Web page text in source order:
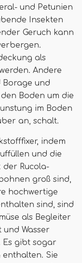
und Petunien
Insekten
Geruch kann
als
Andere
Borage und
Boden um die
im Boden
an, schalt.
indem
und die
der Rucola-
groß sind,
hochwertige
sind, sind
als Begleiter
Wasser
Es gibt sogar
enthalten. Sie